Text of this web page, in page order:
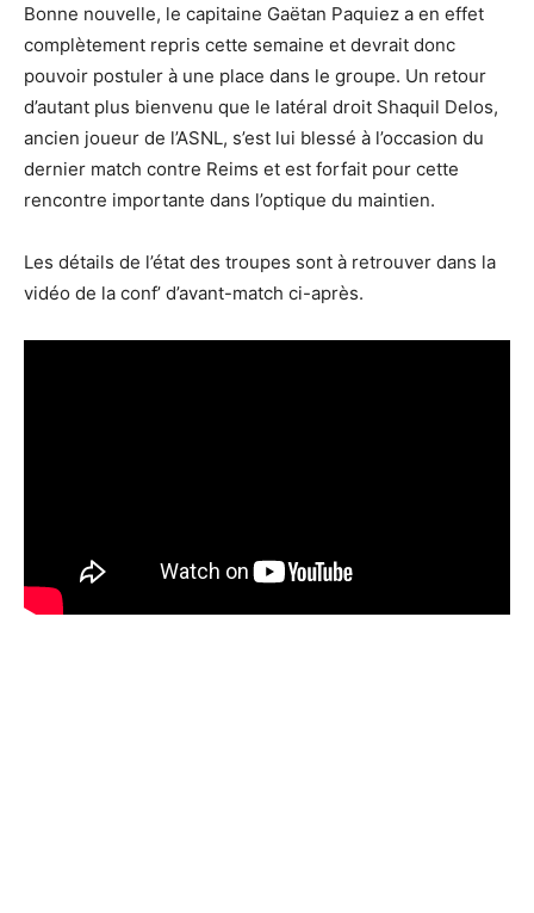
Bonne nouvelle, le capitaine Gaëtan Paquiez a en effet
complètement repris cette semaine et devrait donc
pouvoir postuler à une place dans le groupe. Un retour
d’autant plus bienvenu que le latéral droit Shaquil Delos,
ancien joueur de l’ASNL, s’est lui blessé à l’occasion du
dernier match contre Reims et est forfait pour cette
rencontre importante dans l’optique du maintien.
Les détails de l’état des troupes sont à retrouver dans la
vidéo de la conf’ d’avant-match ci-après.